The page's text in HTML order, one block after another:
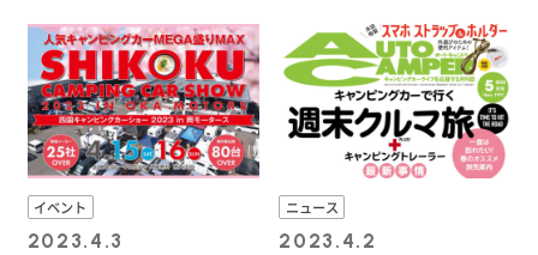
イベント
2023.4.3
ニュース
2023.4.2